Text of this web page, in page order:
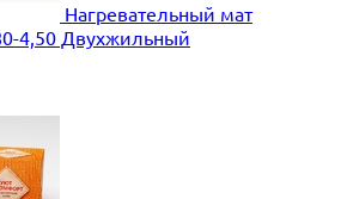
Нагревательный мат
4,50 Двухжильный